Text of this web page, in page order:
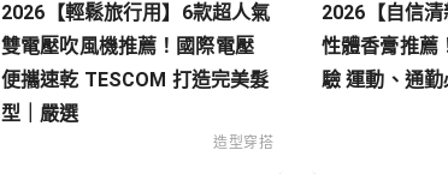
2026【輕鬆旅行用】6款超人氣
雙電壓吹風機推薦！國際電壓
便攜速乾 TESCOM 打造完美髮
型｜嚴選
造型穿搭
2026【自信
性體香膏推薦
驗 運動、通